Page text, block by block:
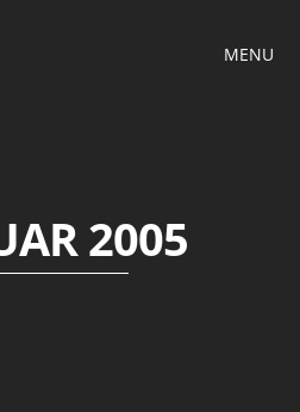
MENU
2005